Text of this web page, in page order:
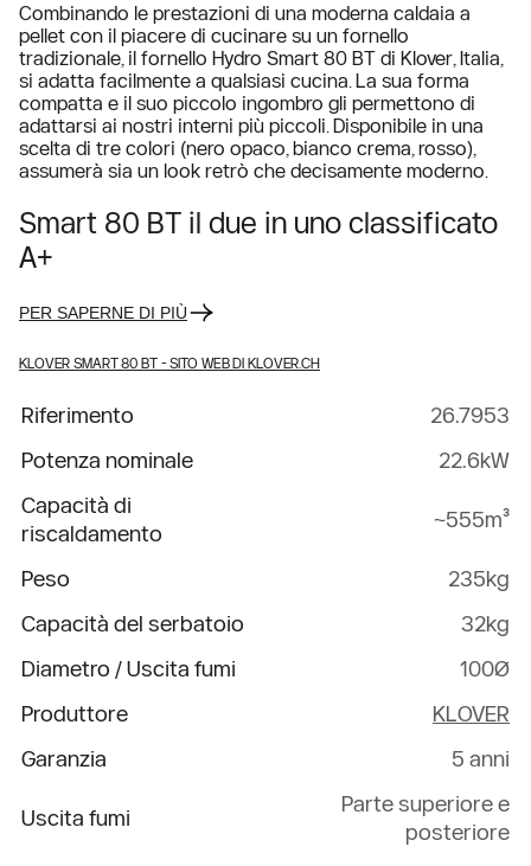
Combinando le prestazioni di una moderna caldaia a
pellet con il piacere di cucinare su un fornello
tradizionale, il fornello Hydro Smart 80 BT di Klover, Italia,
si adatta facilmente a qualsiasi cucina. La sua forma
compatta e il suo piccolo ingombro gli permettono di
adattarsi ai nostri interni più piccoli. Disponibile in una
scelta di tre colori (nero opaco, bianco crema, rosso),
assumerà sia un look retrò che decisamente moderno.
Smart 80 BT il due in uno classificato
A+
PER SAPERNE DI PIÙ
KLOVER SMART 80 BT- SITO WEB DI KLOVER.CH
Riferimento
26.7953
Potenza nominale
22.6kW
Capacità di
riscaldamento
~555m³
Peso
235kg
Capacità del serbatoio
32kg
Diametro / Uscita fumi
100Ø
Produttore
KLOVER
Garanzia
5 anni
Uscita fumi
Parte superiore e
posteriore